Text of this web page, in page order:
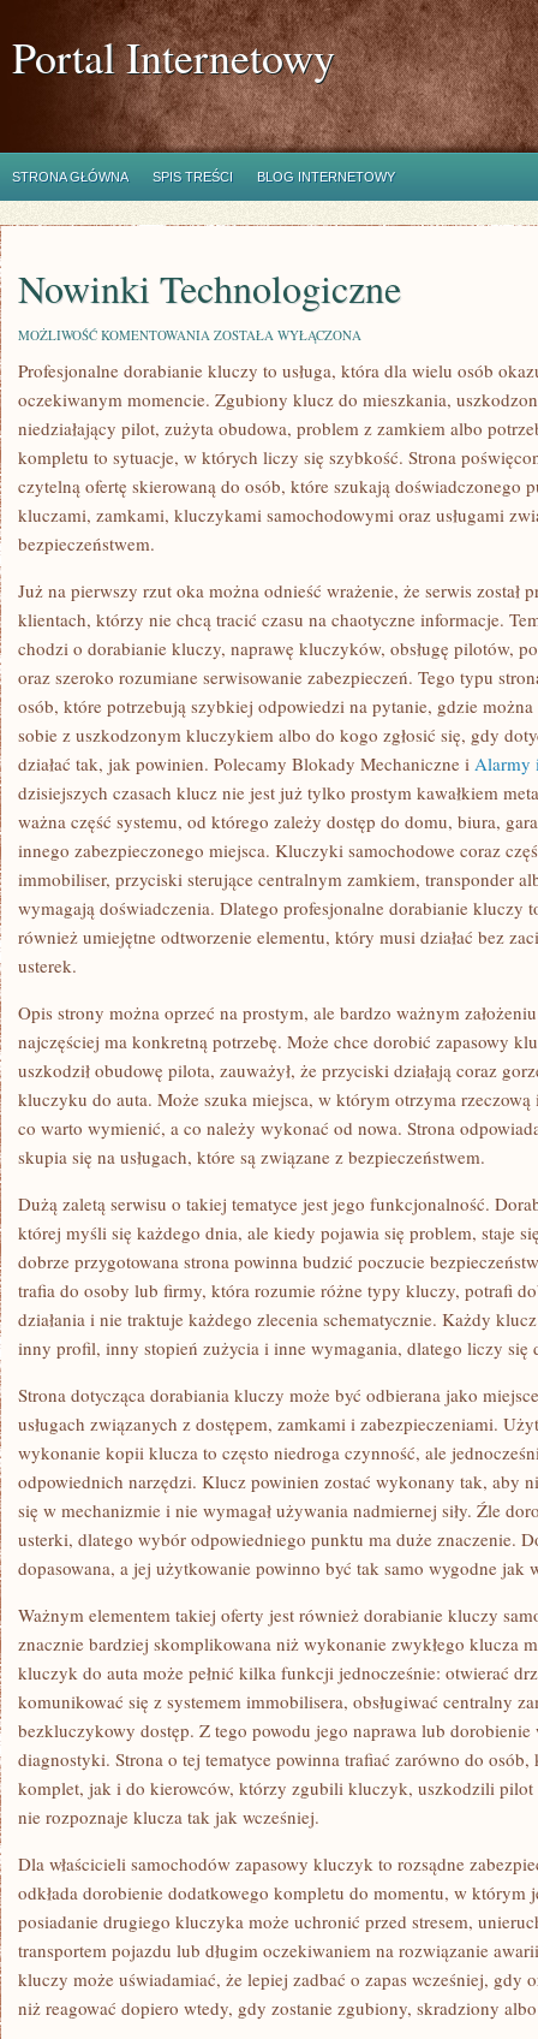
Portal Internetowy
STRONA GŁÓWNA SPIS TREŚCI BLOG INTERNETOWY
Nowinki Technologiczne
MOŻLIWOŚĆ KOMENTOWANIA NOWINKI
ZOSTAŁA WYŁĄCZONA
Profesjonalne dorabianie kluczy to usługa, która dla wielu osób
oczekiwanym momencie. Zgubiony klucz do mieszkania,
niedziałający pilot, zużyta obudowa, problem z zamkiem albo
kompletu to sytuacje, w których liczy się szybkość. Strona
czytelną ofertę skierowaną do osób, które szukają doświadczonego
kluczami, zamkami, kluczykami samochodowymi oraz usługami
bezpieczeństwem.
Już na pierwszy rzut oka można odnieść wrażenie, że serwis został
klientach, którzy nie chcą tracić czasu na chaotyczne informacje.
chodzi o dorabianie kluczy, naprawę kluczyków, obsługę pilotów,
oraz szeroko rozumiane serwisowanie zabezpieczeń. Tego typu
osób, które potrzebują szybkiej odpowiedzi na pytanie, gdzie
sobie z uszkodzonym kluczykiem albo do kogo zgłosić się, gdy
działać tak, jak powinien. Polecamy Blokady Mechaniczne i Alarmy
dzisiejszych czasach klucz nie jest już tylko prostym kawałkiem
ważna część systemu, od którego zależy dostęp do domu, biura,
innego zabezpieczonego miejsca. Kluczyki samochodowe coraz
immobiliser, przyciski sterujące centralnym zamkiem, transponder
wymagają doświadczenia. Dlatego profesjonalne dorabianie
również umiejętne odtworzenie elementu, który musi działać bez
usterek.
Opis strony można oprzeć na prostym, ale bardzo ważnym
najczęściej ma konkretną potrzebę. Może chce dorobić zapasowy
uszkodził obudowę pilota, zauważył, że przyciski działają coraz
kluczyku do auta. Może szuka miejsca, w którym otrzyma
co warto wymienić, a co należy wykonać od nowa. Strona
skupia się na usługach, które są związane z bezpieczeństwem.
Dużą zaletą serwisu o takiej tematyce jest jego funkcjonalność.
której myśli się każdego dnia, ale kiedy pojawia się problem, staje
dobrze przygotowana strona powinna budzić poczucie
trafia do osoby lub firmy, która rozumie różne typy kluczy, potrafi
działania i nie traktuje każdego zlecenia schematycznie. Każdy
inny profil, inny stopień zużycia i inne wymagania, dlatego liczy się
Strona dotycząca dorabiania kluczy może być odbierana jako
usługach związanych z dostępem, zamkami i zabezpieczeniami.
wykonanie kopii klucza to często niedroga czynność, ale
odpowiednich narzędzi. Klucz powinien zostać wykonany tak, aby
się w mechanizmie i nie wymagał używania nadmiernej siły. Źle
usterki, dlatego wybór odpowiedniego punktu ma duże znaczenie.
dopasowana, a jej użytkowanie powinno być tak samo wygodne jak
Ważnym elementem takiej oferty jest również dorabianie kluczy
znacznie bardziej skomplikowana niż wykonanie zwykłego klucza
kluczyk do auta może pełnić kilka funkcji jednocześnie: otwierać
komunikować się z systemem immobilisera, obsługiwać centralny
bezkluczykowy dostęp. Z tego powodu jego naprawa lub
diagnostyki. Strona o tej tematyce powinna trafiać zarówno do
komplet, jak i do kierowców, którzy zgubili kluczyk, uszkodzili pilot
nie rozpoznaje klucza tak jak wcześniej.
Dla właścicieli samochodów zapasowy kluczyk to rozsądne
odkłada dorobienie dodatkowego kompletu do momentu, w którym
posiadanie drugiego kluczyka może uchronić przed stresem,
transportem pojazdu lub długim oczekiwaniem na rozwiązanie
kluczy może uświadamiać, że lepiej zadbać o zapas wcześniej, gdy
niż reagować dopiero wtedy, gdy zostanie zgubiony, skradziony